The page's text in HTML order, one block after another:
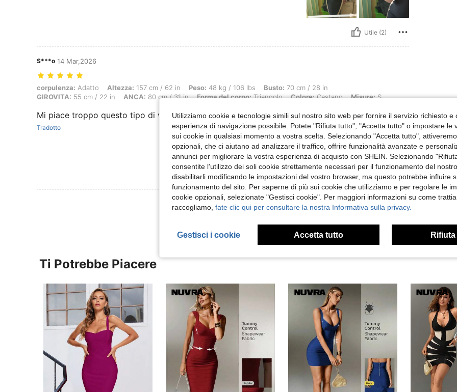
Utile (2)
S***o 14 Mar,2026
corpulenza: Adatto, Altezza: 157 cm / 62 in, Peso: 48 kg / 106 lbs, Busto: 70 cm / 28 in, GIROVITA: 55 cm / 22 in, ANCA: 80 cm / 31 in, Forma del
corpulenza: Adatto Altezza: 157 cm / 62 in Peso: 48 kg / 106 lbs Busto: 70 cm / 28 in
GIROVITA: 55 cm / 22 in ANCA: 80 cm / 31 in Forma del corpo:Triangolo Colore:Castano Misure:S
Mi piace troppo questo tipo di vestiti!!!!
Tradotto
Utile (1)
Visualizza Altre Recensioni
Ti Potrebbe Piacere
Utilizziamo cookie e tecnologie simili sul nostro sito web per fornire il servizio richiesto e
esperienza di navigazione possibile. Potete "Rifiuta tutto", "Accetta tutto" o impostare le
sui cookie in qualsiasi momento a vostra scelta. Selezionando "Accetta tutto",
opzionali, che ci aiutano ad analizzare il traffico, offrire funzionalità avanzate e
annunci per migliorare la vostra esperienza di acquisto con SHEIN. Selezionando
consentite l'utilizzo dei soli cookie strettamente necessari per il funzionamento del
disabilitarli modificando le impostazioni del vostro browser, ma questo potrebbe influire
funzionamento del sito. Per saperne di più sui cookie che utilizziamo e per regolare le
cookie opzionali, selezionate "Gestisci cookie". Per maggiori informazioni su come
raccogliamo, fate clic qui per consultare la nostra Informativa sulla privacy.
Gestisci i cookie Accetta tutto